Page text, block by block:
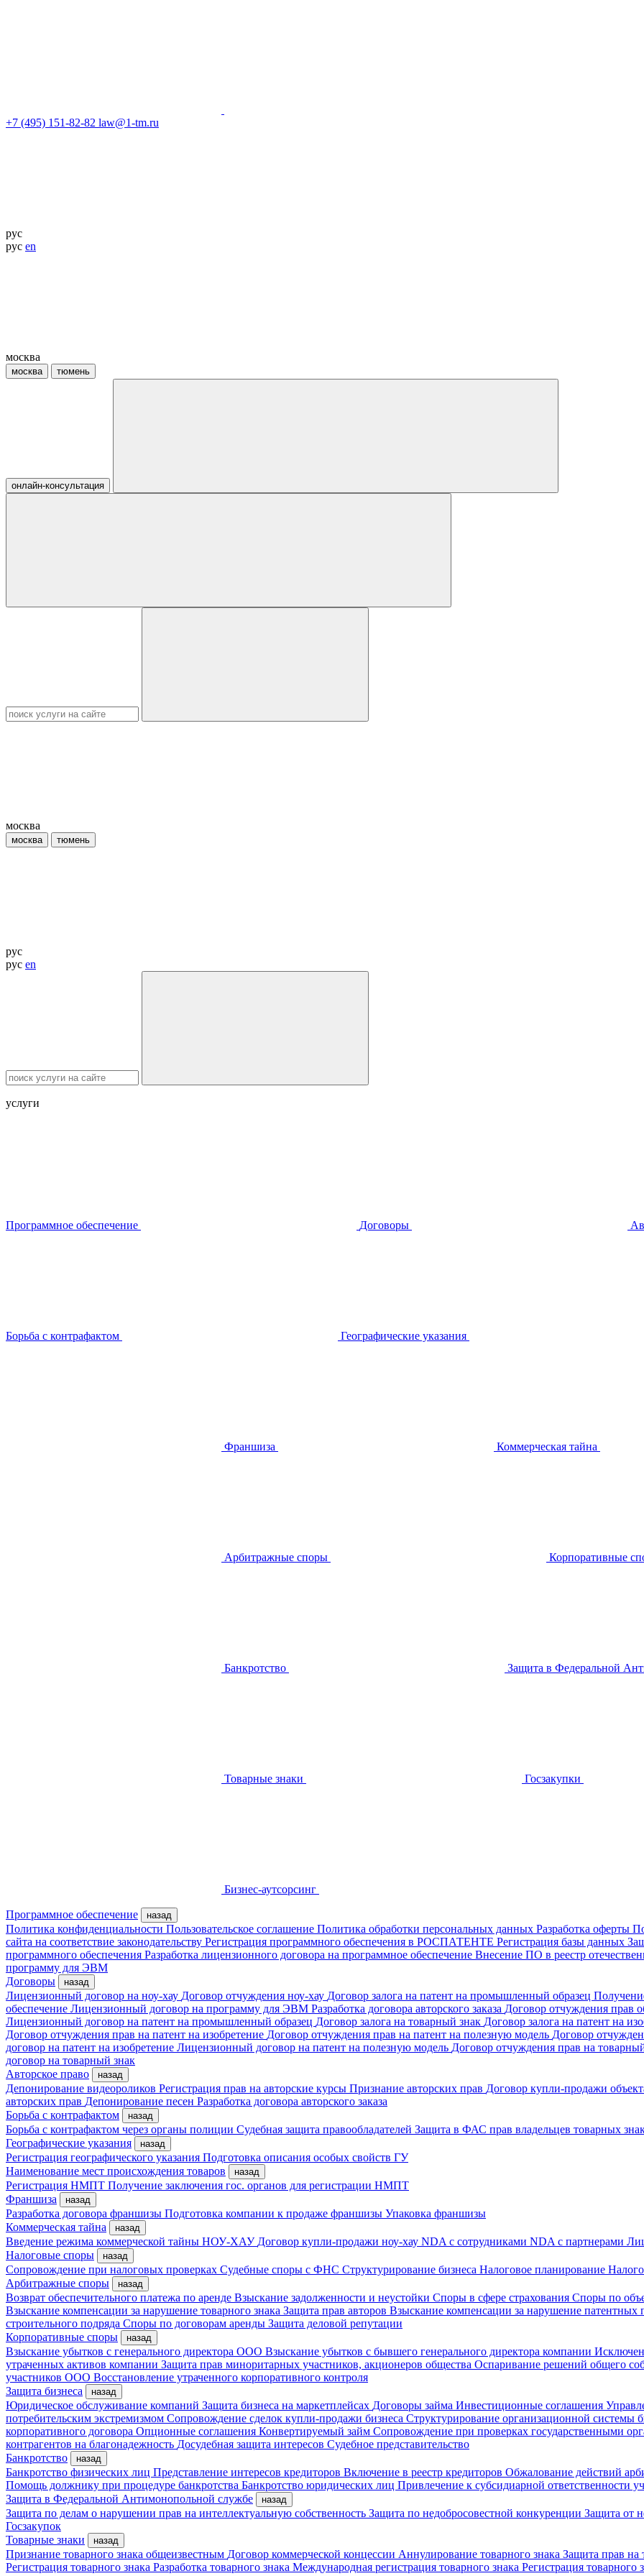
+7 (495) 151-82-82 law@1-tm.ru
рус
рус en
москва
москва тюмень
онлайн-консультация
москва
москва тюмень
рус
рус en
услуги
Программное обеспечение Договоры
Борьба с контрафактом Географические указания
Франшиза Коммерческая тайна
Арбитражные споры Корпоративные
Банкротство Защита в Федеральной
Товарные знаки Госзакупки
Бизнес-аутсорсинг
Программное обеспечение назад
Политика конфиденциальности Пользовательское соглашение Политика обработки персональных данных Разработка оферты
сайта на соответствие законодательству Регистрация программного обеспечения в РОСПАТЕНТЕ Регистрация базы данных
программного обеспечения Разработка лицензионного договора на программное обеспечение Внесение ПО в реестр
программу для ЭВМ
Договоры
назад
Лицензионный договор на ноу-хау Договор отчуждения ноу-хау Договор залога на патент на промышленный образец
обеспечение Лицензионный договор на программу для ЭВМ Разработка договора авторского заказа Договор отчуждения прав
Лицензионный договор на патент на промышленный образец Договор залога на товарный знак Договор залога на патент на
Договор отчуждения прав на патент на изобретение Договор отчуждения прав на патент на полезную модель Договор
договор на патент на изобретение Лицензионный договор на патент на полезную модель Договор отчуждения прав на
договор на товарный знак
Авторское право
назад
Депонирование видеороликов Регистрация прав на авторские курсы Признание авторских прав Договор купли-продажи
авторских прав Депонирование песен Разработка договора авторского заказа
Борьба с контрафактом
назад
Борьба с контрафактом через органы полиции Судебная защита правообладателей Защита в ФАС прав владельцев товарных
Географические указания
назад
Регистрация географического указания Подготовка описания особых свойств ГУ
Наименование мест происхождения товаров
назад
Регистрация НМПТ Получение заключения гос. органов для регистрации НМПТ
Франшиза
назад
Разработка договора франшизы Подготовка компании к продаже франшизы Упаковка франшизы
Коммерческая тайна
назад
Введение режима коммерческой тайны НОУ-ХАУ Договор купли-продажи ноу-хау NDA с сотрудниками NDA с партнерами
Налоговые споры
назад
Сопровождение при налоговых проверках Судебные споры с ФНС Структурирование бизнеса Налоговое планирование
Арбитражные споры
назад
Возврат обеспечительного платежа по аренде Взыскание задолженности и неустойки Споры в сфере страхования Споры по
Взыскание компенсации за нарушение товарного знака Защита прав авторов Взыскание компенсации за нарушение патентных
строительного подряда Споры по договорам аренды Защита деловой репутации
Корпоративные споры
назад
Взыскание убытков с генерального директора ООО Взыскание убытков с бывшего генерального директора компании
утраченных активов компании Защита прав миноритарных участников, акционеров общества Оспаривание решений общего
участников ООО Восстановление утраченного корпоративного контроля
Защита бизнеса
назад
Юридическое обслуживание компаний Защита бизнеса на маркетплейсах Договоры займа Инвестиционные соглашения
потребительским экстремизмом Сопровождение сделок купли-продажи бизнеса Структурирование организационной системы
корпоративного договора Опционные соглашения Конвертируемый займ Сопровождение при проверках государственными
контрагентов на благонадежность Досудебная защита интересов Судебное представительство
Банкротство
назад
Банкротство физических лиц Представление интересов кредиторов Включение в реестр кредиторов Обжалование действий
Помощь должнику при процедуре банкротства Банкротство юридических лиц Привлечение к субсидиарной ответственности
Защита в Федеральной Антимонопольной службе
назад
Защита по делам о нарушении прав на интеллектуальную собственность Защита по недобросовестной конкуренции Защита от
Госзакупок
Товарные знаки
назад
Признание товарного знака общеизвестным Договор коммерческой концессии Аннулирование товарного знака Защита прав на
Регистрация товарного знака Разработка товарного знака Международная регистрация товарного знака Регистрация товарного